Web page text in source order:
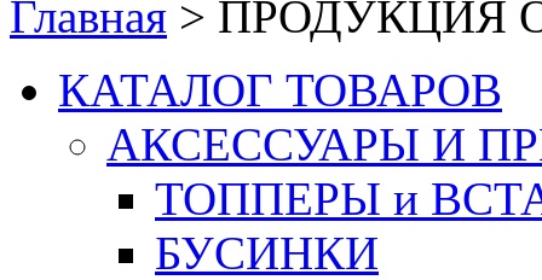
Главная > ПРОДУКЦИЯ
КАТАЛОГ ТОВАРОВ
АКСЕССУАРЫ И
ТОППЕРЫ и
БУСИНКИ